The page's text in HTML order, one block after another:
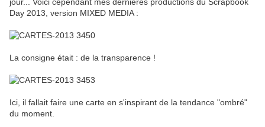
Day 2013, version MIXED MEDIA :
La consigne était : de la transparence !
Ici, il fallait faire une carte en s'inspirant de la tendance "ombré"
du moment.